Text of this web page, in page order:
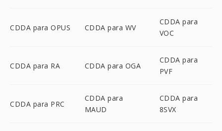
CDDA para OPUS CDDA para WV
CDDA para
VOC
CDDA para RA CDDA para OGA
CDDA para
PVF
CDDA para PRC
CDDA para
MAUD
CDDA para
8SVX